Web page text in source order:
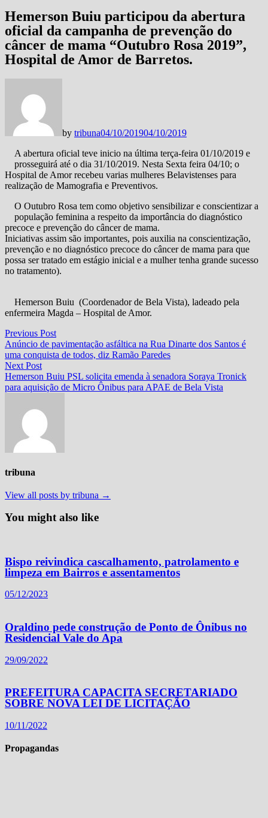
Hemerson Buiu participou da abertura
oficial da campanha de prevenção do
câncer de mama “Outubro Rosa 2019”,
Hospital de Amor de Barretos.
by tribuna04/10/201904/10/2019
A abertura oficial teve inicio na última terça-feira 01/10/2019 e
prosseguirá até o dia 31/10/2019. Nesta Sexta feira 04/10; o
Hospital de Amor recebeu varias mulheres Belavistenses para
realização de Mamografia e Preventivos.
O Outubro Rosa tem como objetivo sensibilizar e conscientizar a
população feminina a respeito da importância do diagnóstico
precoce e prevenção do câncer de mama.
Iniciativas assim são importantes, pois auxilia na conscientização,
prevenção e no diagnóstico precoce do câncer de mama para que
possa ser tratado em estágio inicial e a mulher tenha grande sucesso
no tratamento).
Hemerson Buiu (Coordenador de Bela Vista), ladeado pela
enfermeira Magda – Hospital de Amor.
Navegação
de
Post
Previous PostPrevious
post:
Anúncio de pavimentação asfáltica na Rua Dinarte dos Santos é
uma conquista de todos, diz Ramão Paredes
Next PostNext
post:
Hemerson Buiu PSL solicita emenda à senadora Soraya Tronick
para aquisição de Micro Ônibus para APAE de Bela Vista
tribuna
View all posts by tribuna →
You might also like
Bispo reivindica cascalhamento, patrolamento e
limpeza em Bairros e assentamentos
05/12/2023
Oraldino pede construção de Ponto de Ônibus no
Residencial Vale do Apa
29/09/2022
PREFEITURA CAPACITA SECRETARIADO
SOBRE NOVA LEI DE LICITAÇÃO
10/11/2022
Propagandas